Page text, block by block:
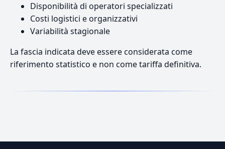
Disponibilità di operatori specializzati
Costi logistici e organizzativi
Variabilità stagionale
La fascia indicata deve essere considerata come
riferimento statistico e non come tariffa definitiva.